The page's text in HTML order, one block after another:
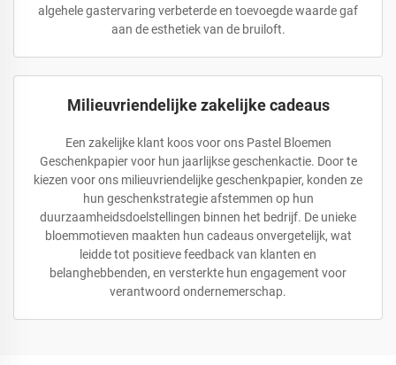
algehele gastervaring verbeterde en toevoegde waarde gaf
aan de esthetiek van de bruiloft.
Milieuvriendelijke zakelijke cadeaus
Een zakelijke klant koos voor ons Pastel Bloemen
Geschenkpapier voor hun jaarlijkse geschenkactie. Door te
kiezen voor ons milieuvriendelijke geschenkpapier, konden ze
hun geschenkstrategie afstemmen op hun
duurzaamheidsdoelstellingen binnen het bedrijf. De unieke
bloemmotieven maakten hun cadeaus onvergetelijk, wat
leidde tot positieve feedback van klanten en
belanghebbenden, en versterkte hun engagement voor
verantwoord ondernemerschap.